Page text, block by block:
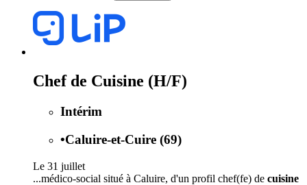
Chef de Cuisine (H/F)
Intérim
•Caluire-et-Cuire (69)
Le 31 juillet
...médico-social situé à Caluire, d'un profil chef(fe) de cuisine